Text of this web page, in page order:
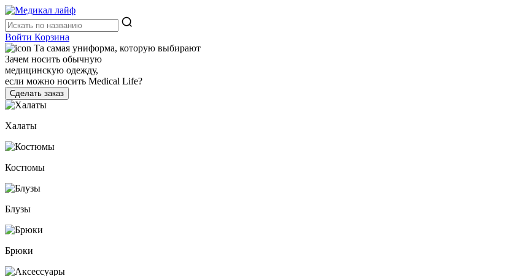
Войти Корзина
Та самая униформа, которую выбирают
Зачем носить обычную
медицинскую одежду,
если можно носить Medical Life?
Сделать заказ
Халаты
Костюмы
Блузы
Брюки